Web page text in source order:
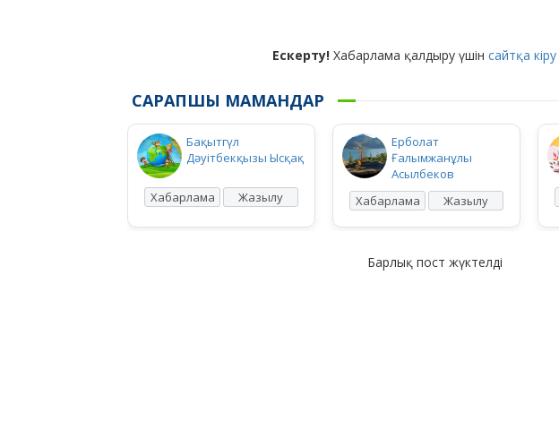
Ескерту! Хабарлама қалдыру үшінсайтқа кіру
САРАПШЫ МАМАНДАР
Бақытгүл
Дәуітбекқызы Ысқақ
Хабарлама Жазылу
Ерболат
Ғалымжанұлы
Асылбеков
Хабарлама
Жазылу
Барлық пост жүктелді